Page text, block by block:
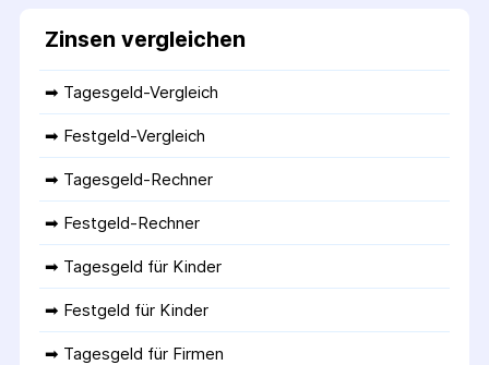
Zinsen vergleichen
➡ Tagesgeld-Vergleich
➡ Festgeld-Vergleich
➡ Tagesgeld-Rechner
➡ Festgeld-Rechner
➡ Tagesgeld für Kinder
➡ Festgeld für Kinder
➡ Tagesgeld für Firmen